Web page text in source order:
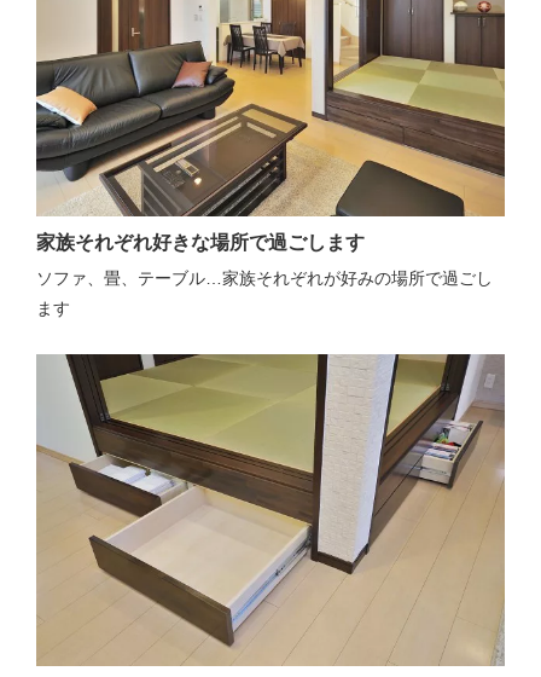
家族それぞれ好きな場所で過ごします
ソファ、畳、テーブル…家族それぞれが好みの場所で過ごし
ます